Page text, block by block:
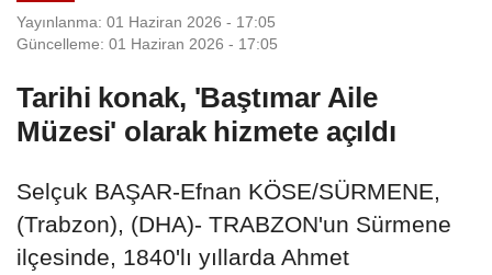
Yayınlanma: 01 Haziran 2026 - 17:05
Güncelleme: 01 Haziran 2026 - 17:05
Tarihi konak, 'Baştımar Aile
Müzesi' olarak hizmete açıldı
Selçuk BAŞAR-Efnan KÖSE/SÜRMENE,
(Trabzon), (DHA)- TRABZON'un Sürmene
ilçesinde, 1840'lı yıllarda Ahmet